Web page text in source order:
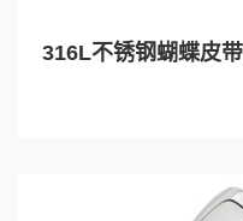
316L不锈钢蝴蝶皮